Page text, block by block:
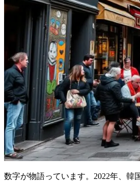
数字が物語っています。2022年、韓